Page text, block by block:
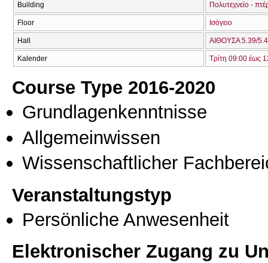
Building Πολυτεχνείο -
Floor Ισόγειο
Hall ΑΙΘΟΥΣΑ 5.39/
Kalender Τρίτη 09:00 έως
Course Type 2016-2020
Grundlagenkenntnisse
Allgemeinwissen
Wissenschaftlicher
Veranstaltungstyp
Persönliche Anwesenheit
Elektronischer Zugang zu